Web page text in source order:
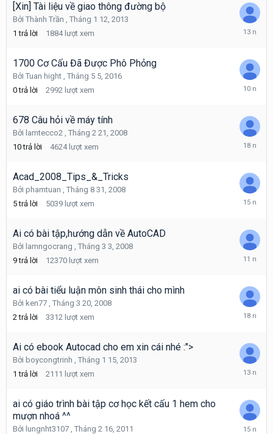
[Xin] Tài liệu về giao thông đường bộ
Bởi Thành Trần , Tháng 1 12, 2013
1 trả lời 1884 lượt xem
Tháng
2013
1700 Cơ Cấu Đã Được Phô Phỏng
Bởi Tuan hight , Tháng 5 5, 2016
0 trả lời 2992 lượt xem
Tháng
2016
678 Câu hỏi về máy tính
Bởi lamtecco2 , Tháng 2 21, 2008
10 trả lời 4624 lượt xem
Tháng
2008
Acad_2008_Tips_&_Tricks
Bởi phamtuan , Tháng 8 31, 2008
5 trả lời 5039 lượt xem
Tháng
2010
Ai có bài tập,hướng dẫn về AutoCAD
Bởi lamngocrang , Tháng 3 3, 2008
9 trả lời 12370 lượt xem
Tháng
2015
ai có bài tiểu luận môn sinh thái cho mình
Bởi ken77 , Tháng 3 20, 2008
2 trả lời 3312 lượt xem
Tháng
2008
Ai có ebook Autocad cho em xin cái nhé :">
Bởi boycongtrinh , Tháng 1 15, 2013
1 trả lời 2111 lượt xem
Tháng
2013
ai có giáo trình bài tập cơ học kết cấu 1 hem cho
mượn nhoá ^^
Bởi lungnht3107 , Tháng 2 16, 2011
Tháng